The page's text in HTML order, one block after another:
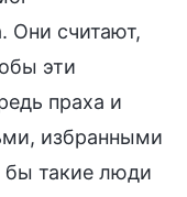
Они считают,
эти
праха и
избранными
бы такие люди